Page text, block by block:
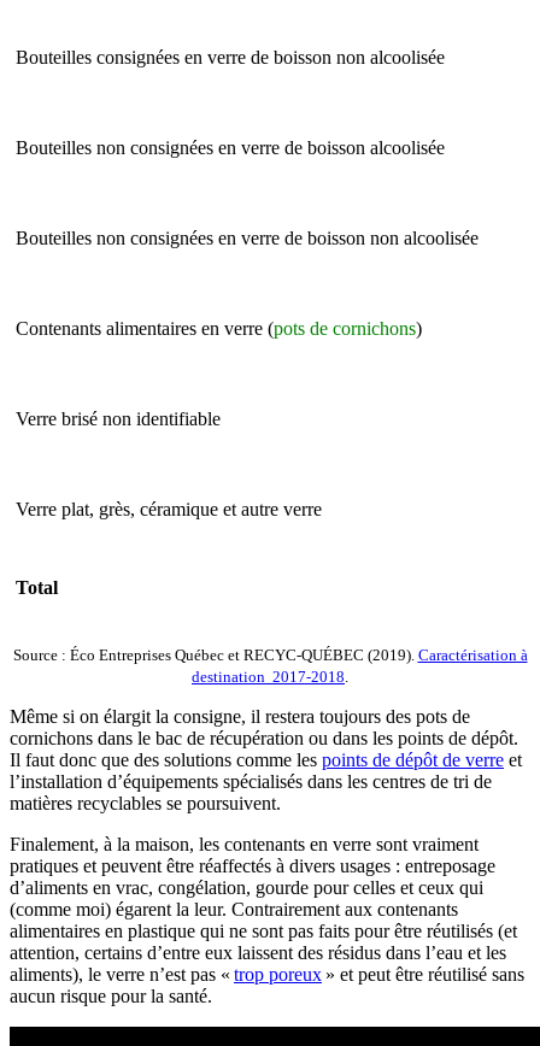
Bouteilles consignées en verre de boisson non alcoolisée
Bouteilles non consignées en verre de boisson alcoolisée
Bouteilles non consignées en verre de boisson non alcoolisée
Contenants alimentaires en verre (pots de cornichons)
Verre brisé non identifiable
Verre plat, grès, céramique et autre verre
Total
Source : Éco Entreprises Québec et RECYC-QUÉBEC (2019). Caractérisation à
destination 2017-2018
Même si on élargit la consigne, il restera toujours des pots de
cornichons dans le bac de récupération ou dans les points de dépôt.
Il faut donc que des solutions comme les points de dépôt de verre et
l’installation d’équipements spécialisés dans les centres de tri de
matières recyclables se poursuivent.
Finalement, à la maison, les contenants en verre sont vraiment
pratiques et peuvent être réaffectés à divers usages : entreposage
d’aliments en vrac, congélation, gourde pour celles et ceux qui
(comme moi) égarent la leur. Contrairement aux contenants
alimentaires en plastique qui ne sont pas faits pour être réutilisés (et
attention, certains d’entre eux laissent des résidus dans l’eau et les
aliments), le verre n’est pas « trop poreux » et peut être réutilisé sans
aucun risque pour la santé.